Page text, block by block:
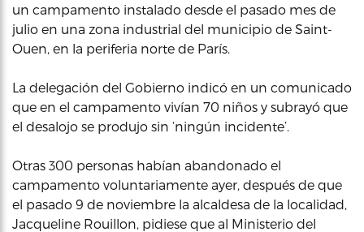
un campamento instalado desde el pasado mes de
julio en una zona industrial del municipio de Saint-
Ouen, en la periferia norte de París.
La delegación del Gobierno indicó en un comunicado
que en el campamento vivían 70 niños y subrayó que
el desalojo se produjo sin ‘ningún incidente’.
Otras 300 personas habían abandonado el
campamento voluntariamente ayer, después de que
el pasado 9 de noviembre la alcaldesa de la localidad,
Jacqueline Rouillon, pidiese que al Ministerio del